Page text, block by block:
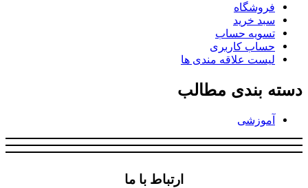
فروشگاه
سبد خرید
تسویه حساب
حساب کاربری
لیست علاقه مندی ها
دسته بندی مطالب
آموزشی
ارتباط با ما